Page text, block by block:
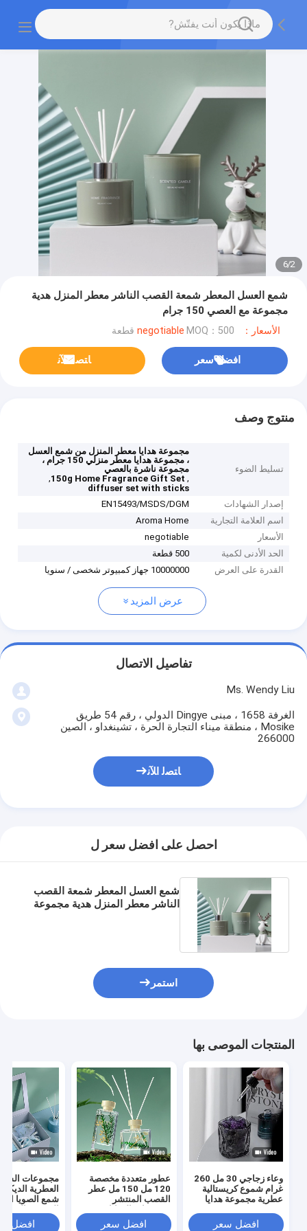
2
/
6
شمع العسل المعطر شمعة القصب الناشر معطر المنزل هدية
مجموعة مع العصي 150 جرام
الأسعار：negotiable MOQ：500 قطعة
افضل سعر ﺎﺘﺼﻟ ﺍﻶﻧ
منتوج وصف
تسليط الضوء
مجموعة هدايا معطر المنزل من شمع العسل
، مجموعة هدايا معطر منزلي 150 جرام ،
مجموعة ناشرة بالعصي
,
150g Home Fragrance Gift Set
,
diffuser set with sticks
إصدار الشهادات
EN15493/MSDS/DGM
اسم العلامة التجارية
Aroma Home
الأسعار
negotiable
الحد الأدنى لكمية
500 قطعة
القدرة على العرض
10000000 جهاز كمبيوتر شخصى / سنويا
عرض المزيد
تفاصيل الاتصال
Ms. Wendy Liu
الغرفة 1658 ، مبنى Dingye الدولي ، رقم 54 طريق
Mosike ، منطقة ميناء التجارة الحرة ، تشينغداو ، الصين
266000
ﺎﺘﺼﻟ ﺍﻶﻧ
احصل على افضل سعر ل
شمع العسل المعطر شمعة القصب
الناشر معطر المنزل هدية مجموعة
استمر
المنتجات الموصى بها
وعاء زجاجي 30 مل 260
غرام شموع كريستالية
عطرية مجموعة هدايا
افضل سعر
عطور متعددة مخصصة
120 مل 150 مل عطر
القصب المنتشر
افضل سعر
مجموعات
العطرية
شمع الصويا
المنتشرات
افضل